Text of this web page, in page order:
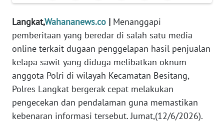
Langkat,Wahananews.co | Menanggapi
pemberitaan yang beredar di salah satu media
online terkait dugaan penggelapan hasil penjualan
kelapa sawit yang diduga melibatkan oknum
anggota Polri di wilayah Kecamatan Besitang,
Polres Langkat bergerak cepat melakukan
pengecekan dan pendalaman guna memastikan
kebenaran informasi tersebut. Jumat,(12/6/2026).
REDAKSI
KARIR
DISCLAIMER
Wahana
News
Regional